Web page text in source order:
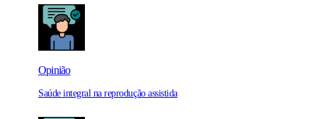
Opinião
Saúde integral na reprodução assistida